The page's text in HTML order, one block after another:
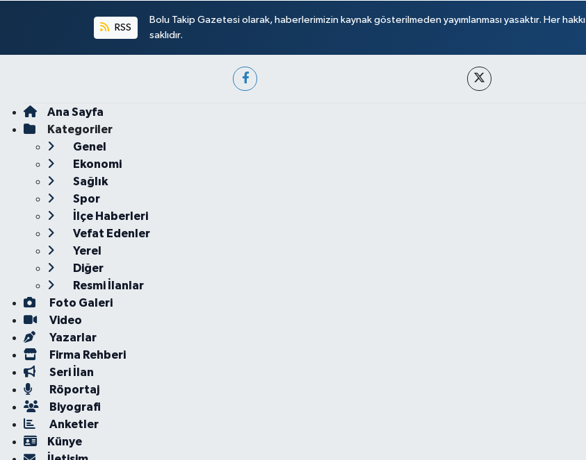
RSS
Bolu Takip Gazetesi olarak, haberlerimizin kaynak gösterilmeden yayımlanması yasaktır. Her hakkı
saklıdır.
Ana Sayfa
Kategoriler
Genel
Ekonomi
Sağlık
Spor
İlçe Haberleri
Vefat Edenler
Yerel
Diğer
Resmi İlanlar
Foto Galeri
Video
Yazarlar
Firma Rehberi
Seri İlan
Röportaj
Biyografi
Anketler
Künye